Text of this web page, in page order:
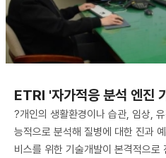
ETRI '자가적응 분석 엔진
?개인의 생활환경이나 습관, 임상,
능적으로 분석해 질병에 대한 진과
비스를 위한 기술개발이 본격적으로